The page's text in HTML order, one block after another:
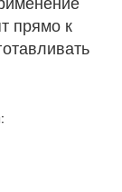
прямо к